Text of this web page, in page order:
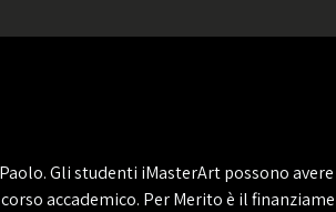
Gli studenti iMasterArt possono
accademico. Per Merito è il